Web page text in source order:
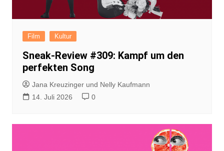
Film Kultur
Sneak-Review #309: Kampf um den
perfekten Song
Jana Kreuzinger und Nelly Kaufmann
14. Juli 2026
0